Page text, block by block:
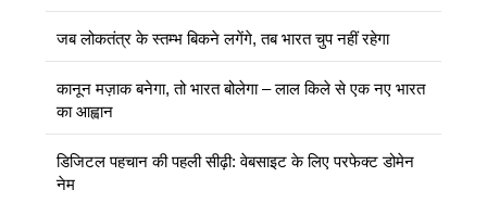
जब लोकतंत्र के स्तम्भ बिकने लगेंगे, तब भारत चुप नहीं रहेगा
कानून मज़ाक बनेगा, तो भारत बोलेगा – लाल किले से एक नए भारत
का आह्वान
डिजिटल पहचान की पहली सीढ़ी: वेबसाइट के लिए परफेक्ट डोमेन
नेम